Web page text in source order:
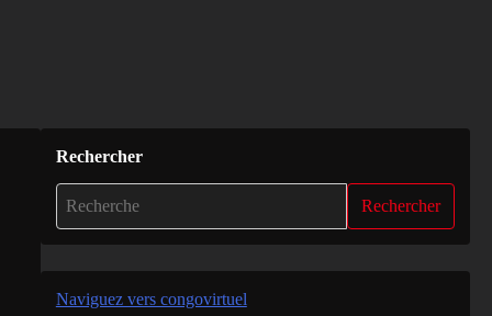
Rechercher
Rechercher
Naviguez vers congovirtuel